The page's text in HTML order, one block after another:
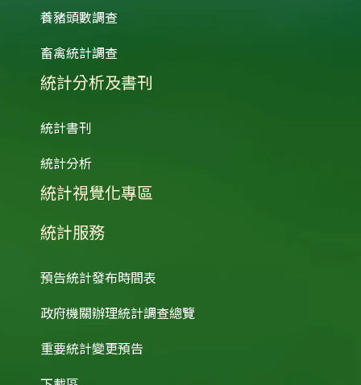
養豬頭數調查
畜禽統計調查
統計分析及書刊
統計書刊
統計分析
統計視覺化專區
統計服務
預告統計發布時間表
政府機關辦理統計調查總覽
重要統計變更預告